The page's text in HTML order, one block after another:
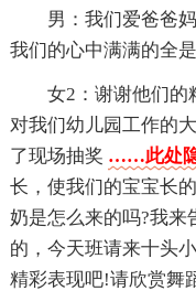
男：我们爱爸爸
我们的心中满满的全
女2：谢谢他们的
对我们幼儿园工作的
了现场抽奖 ……此处
长，使我们的宝宝长
奶是怎么来的吗?我来
的，今天班请来十头
精彩表现吧!请欣赏舞